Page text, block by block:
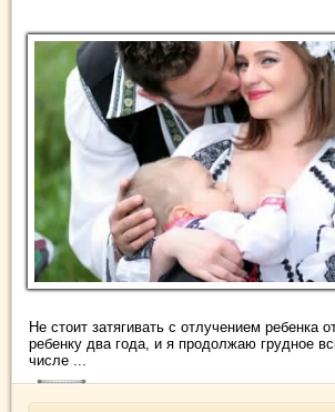
Не стоит затягивать с отлучением ребенка
ребенку два года, и я продолжаю грудное
числе ...